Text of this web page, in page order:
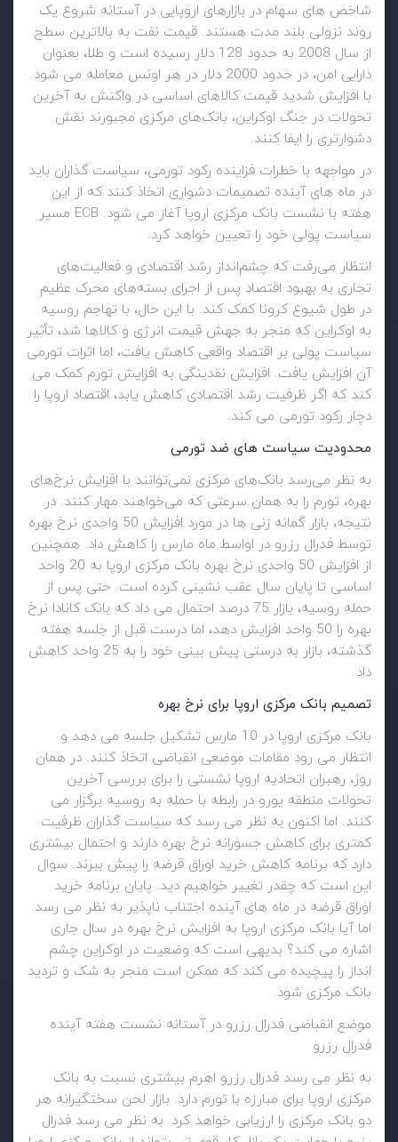
شاخص های سهام در بازارهای اروپایی در آستانه شروع یک
روند نزولی بلند مدت هستند. قیمت نفت به بالاترین سطح
از سال 2008 به حدود 128 دلار رسیده است و طلا، بعنوان
دارایی امن، در حدود 2000 دلار در هر اونس معامله می شود.
با افزایش شدید قیمت کالاهای اساسی در واکنش به آخرین
تحولات در جنگ اوکراین، بانک‌های مرکزی مجبورند نقش
دشوارتری را ایفا کنند.
در مواجهه با خطرات فزاینده رکود تورمی، سیاست گذاران باید
در ماه های آینده تصمیمات دشواری اتخاذ کنند که از این
هفته با نشست بانک مرکزی اروپا آغاز می شود. ECB مسیر
سیاست پولی خود را تعیین خواهد کرد.
انتظار می‌رفت که چشم‌انداز رشد اقتصادی و فعالیت‌های
تجاری به بهبود اقتصاد پس از اجرای بسته‌های محرک عظیم
در طول شیوع کرونا کمک کند. با این حال، با تهاجم روسیه
به اوکراین که منجر به جهش قیمت انرژی و کالاها شد، تأثیر
سیاست پولی بر اقتصاد واقعی کاهش یافت، اما اثرات تورمی
آن افزایش یافت. افزایش نقدینگی به افزایش تورم کمک می
کند که اگر ظرفیت رشد اقتصادی کاهش یابد، اقتصاد اروپا را
دچار رکود تورمی می کند.
محدودیت سیاست های ضد تورمی
به نظر می‌رسد بانک‌های مرکزی نمی‌توانند با افزایش نرخ‌های
بهره، تورم را به همان سرعتی که می‌خواهند مهار کنند. در
نتیجه، بازار گمانه زنی ها در مورد افزایش 50 واحدی نرخ بهره
توسط فدرال رزرو در اواسط ماه مارس را کاهش داد. همچنین
از افزایش 50 واحدی نرخ بهره بانک مرکزی اروپا به 20 واحد
اساسی تا پایان سال عقب نشینی کرده است. حتی پس از
حمله روسیه، بازار 75 درصد احتمال می داد که بانک کانادا نرخ
بهره را 50 واحد افزایش دهد، اما درست قبل از جلسه هفته
گذشته، بازار به درستی پیش بینی خود را به 25 واحد کاهش
داد.
تصمیم بانک مرکزی اروپا برای نرخ بهره
بانک مرکزی اروپا در 10 مارس تشکیل جلسه می دهد و
انتظار می رود مقامات موضعی انقباضی اتخاذ کنند. در همان
روز، رهبران اتحادیه اروپا نشستی را برای بررسی آخرین
تحولات منطقه یورو در رابطه با حمله به روسیه برگزار می
کنند. اما اکنون به نظر می رسد که سیاست گذاران ظرفیت
کمتری برای کاهش جسورانه نرخ بهره دارند و احتمال بیشتری
دارد که برنامه کاهش خرید اوراق قرضه را پیش ببرند. سوال
این است که چقدر تغییر خواهیم دید. پایان برنامه خرید
اوراق قرضه در ماه های آینده اجتناب ناپذیر به نظر می رسد.
اما آیا بانک مرکزی اروپا به افزایش نرخ بهره در سال جاری
اشاره می کند؟ بدیهی است که وضعیت در اوکراین چشم
انداز را پیچیده می کند که ممکن است منجر به شک و تردید
بانک مرکزی شود.
موضع انقباضی فدرال رزرو در آستانه نشست هفته آینده
فدرال رزرو
به نظر می رسد فدرال رزرو اهرم بیشتری نسبت به بانک
مرکزی اروپا برای مبارزه با تورم دارد. بازار لحن سختگیرانه هر
دو بانک مرکزی را ارزیابی خواهد کرد. به نظر می رسد فدرال